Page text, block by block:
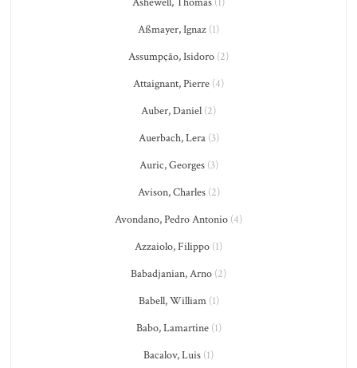
Aßmayer, Ignaz (1)
Assumpção, Isidoro (2)
Attaignant, Pierre (4)
Auber, Daniel (2)
Auerbach, Lera(3)
Auric, Georges(3)
Avison, Charles(2)
Avondano, Pedro Antonio (4)
Azzaiolo, Filippo (1)
Babadjanian, Arno (2)
Babell, William(1)
Babo, Lamartine(1)
Bacalov, Luis (1)